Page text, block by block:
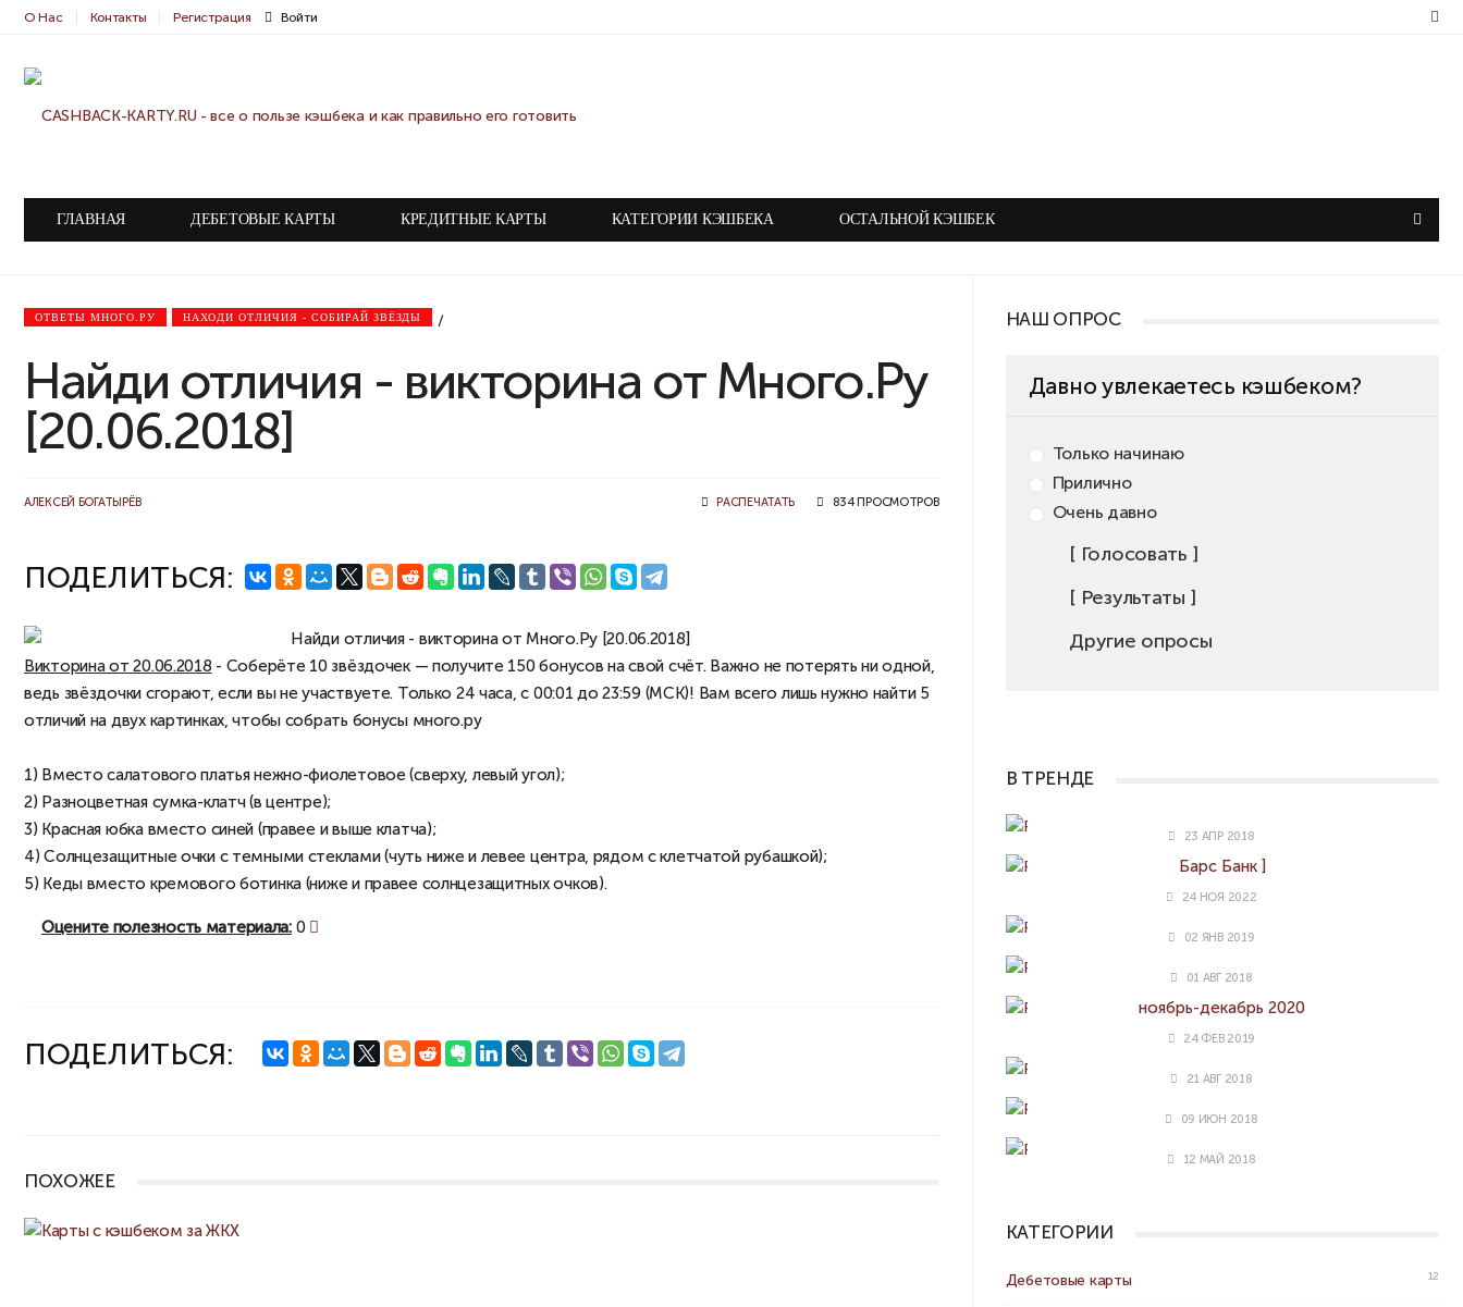
О Нас Контакты Регистрация Войти
ГЛАВНАЯ ДЕБЕТОВЫЕ КАРТЫ КРЕДИТНЫЕ КАРТЫ КАТЕГОРИИ КЭШБЕКА ОСТАЛЬНОЙ КЭШБЕК
ОТВЕТЫ МНОГО.РУ /
НАХОДИ ОТЛИЧИЯ - СОБИРАЙ ЗВЁЗДЫ
Найди отличия - викторина от Много.Ру
[20.06.2018]
АЛЕКСЕЙ БОГАТЫРЁВ 834 ПРОСМОТРОВ
РАСПЕЧАТАТЬ
ПОДЕЛИТЬСЯ:
Викторина от 20.06.2018 - Соберёте 10 звёздочек — получите 150 бонусов на свой счёт. Важно не потерять ни одной,
ведь звёздочки сгорают, если вы не участвуете. Только 24 часа, с 00:01 до 23:59 (МСК)! Вам всего лишь нужно найти 5
отличий на двух картинках, чтобы собрать бонусы много.ру
1) Вместо салатового платья нежно-фиолетовое (сверху, левый угол);
2) Разноцветная сумка-клатч (в центре);
3) Красная юбка вместо синей (правее и выше клатча);
4) Солнцезащитные очки с темными стеклами (чуть ниже и левее центра, рядом с клетчатой рубашкой);
5) Кеды вместо кремового ботинка (ниже и правее солнцезащитных очков).
Оцените полезность материала: 0
ПОДЕЛИТЬСЯ:
ПОХОЖЕЕ
НАШ ОПРОС
Давно увлекаетесь кэшбеком?
Только начинаю
Прилично
Очень давно
[ Голосовать ]
[ Результаты ]
Другие опросы
В ТРЕНДЕ
23 АПР 2018
Дебетовая карта «Аурум» / «Aurum» [ Ак
Барс Банк ]
24 НОЯ 2022
Карта Мудрость [МКБ]
02 ЯНВ 2019
Карта Tinkoff Drive [Тинькофф Банк]
01 АВГ 2018
Промокоды Здравсити (Zdravcity.ru)
ноябрь-декабрь 2020
24 ФЕВ 2019
Карта Польза [Home Credit Bank]
21 АВГ 2018
Карты с кэшбеком за ЖКХ
09 ИЮН 2018
Карта Тепло [Восточный Банк]
12 МАЙ 2018
КАТЕГОРИИ
Дебетовые карты 12